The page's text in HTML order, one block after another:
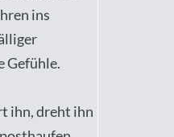
ins
Gefühle.
ihn, dreht ihn